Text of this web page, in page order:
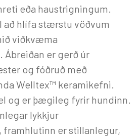
eða haustrigningum.
að hlífa stærstu vöðvum
viðkvæma
Ábreiðan er gerð úr
og fóðruð með
Welltex™ keramikefni.
og er þægileg fyrir hundinn.
lykkjur
er stillanlegur,